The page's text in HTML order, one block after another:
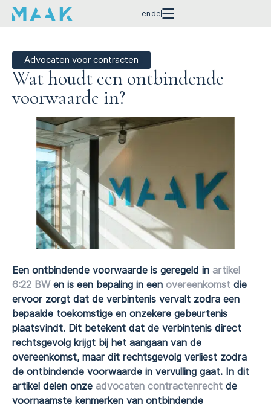
en de
Advocaten voor contracten
Wat houdt een ontbindende
voorwaarde in?
Een ontbindende voorwaarde is geregeld in artikel
6:22 BWen is een bepaling in een overeenkomst die
ervoor zorgt dat de verbintenis vervalt zodra een
bepaalde toekomstige en onzekere gebeurtenis
plaatsvindt. Dit betekent dat de verbintenis direct
rechtsgevolg krijgt bij het aangaan van de
overeenkomst, maar dit rechtsgevolg verliest zodra
de ontbindende voorwaarde in vervulling gaat. In dit
artikel delen onze advocaten contractenrecht de
voornaamste kenmerken van ontbindende